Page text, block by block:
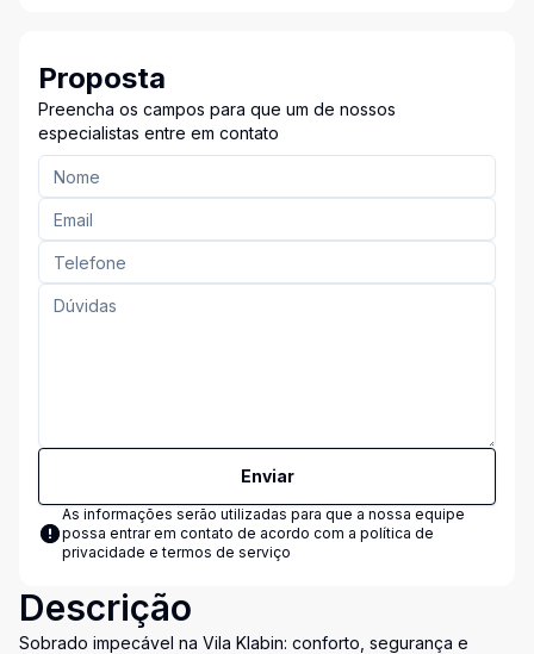
Proposta
Preencha os campos para que um de nossos
especialistas entre em contato
Enviar
As informações serão utilizadas para que a nossa equipe
possa entrar em contato de acordo com a política de
privacidade e termos de serviço
Descrição
Sobrado impecável na Vila Klabin: conforto, segurança e